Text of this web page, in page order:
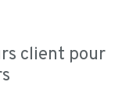
client pour